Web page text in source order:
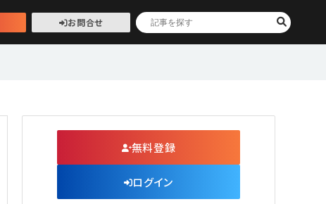
お問合せ
無料登録
ログイン